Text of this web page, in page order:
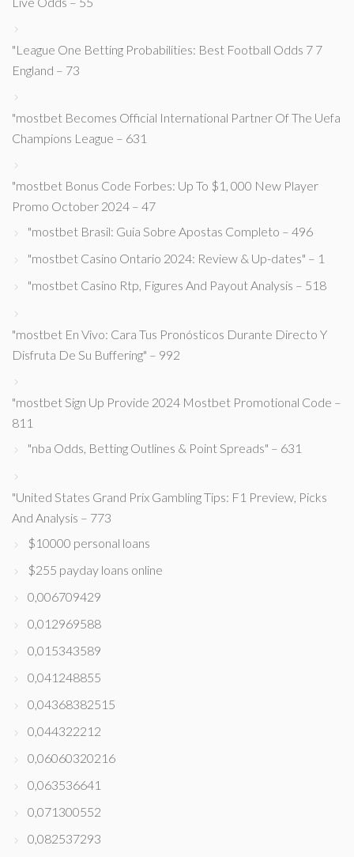
"League One Betting Probabilities: Best Football Odds 7 7
England – 73
"mostbet Becomes Official International Partner Of The Uefa
Champions League – 631
"mostbet Bonus Code Forbes: Up To $1, 000 New Player
Promo October 2024 – 47
"mostbet Brasil: Guia Sobre Apostas Completo – 496
"mostbet Casino Ontario 2024: Review & Up-dates" – 1
"mostbet Casino Rtp, Figures And Payout Analysis – 518
"mostbet En Vivo: Cara Tus Pronósticos Durante Directo Y
Disfruta De Su Buffering" – 992
"mostbet Sign Up Provide 2024 Mostbet Promotional Code –
811
"nba Odds, Betting Outlines & Point Spreads" – 631
"United States Grand Prix Gambling Tips: F1 Preview, Picks
And Analysis – 773
$10000 personal loans
$255 payday loans online
0,006709429
0,012969588
0,015343589
0,041248855
0,04368382515
0,044322212
0,06060320216
0,063536641
0,071300552
0,082537293